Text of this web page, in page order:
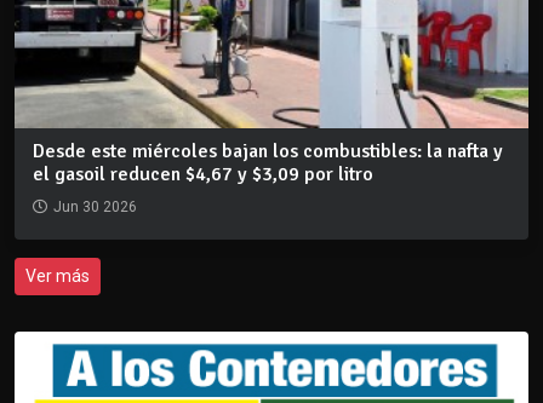
Desde este miércoles bajan los combustibles: la nafta y
el gasoil reducen $4,67 y $3,09 por litro
Jun 30 2026
Ver más